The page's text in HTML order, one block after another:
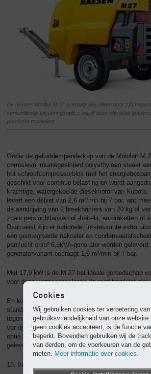
De nieuwe Mobilair M 27 overtuigt niet alleen door zijn hoge
verschillende uitvoeringsopties wordt deze efficiënte
perslucht-multitalent.
Onder de geluiddempende kap van de Mobilair M
corrosievrij rotatiegesinterd polyethyleen steekt
het schroefcompressorblok met het
geschikt voor continue belasting en wordt
krachtige, watergekoelde dieselmotor van Kubota.
levert een debiet van 2,6 m³/min bij 7 bar, wat
de aandrijving van 2 breekhamers van 20 kg of
zoals persluchtlansen of -beitels, aardraketten of
Daarnaast zijn er optionele, interessante extra
een geïntegreerde nakoeler en
perslucht en/of 6,5kVA-generator worden
generatorvariant bedraagt 1,9 m³/min bij 7 bar.
Met 17,9 kW is de M 27 het ideale gereedschap
voor deze vermogensklasse de roetfilterplicht niet
En koude ochtenden zijn geen probleem voor de
standaard gemonteerde, antivriesregeling
tegen vorst- en corrosieschade. Alle
ver openende geluiddempende kap eenvoudig en
optie kan een praktische slanghaspel met 20
geleverd. Zo kan de persluchtslang
13. 07. 2018 , Herkdruk toegestaan – Document
Cookies
Wij gebruiken cookies ter verbetering
gebruiksvriendelijkheid van onze
geen cookies accepteert, is de functie
beperkt. Bovendien gebruiken wij de
van derden, om de voorkeuren van de
meten. Meer informatie over cookies.